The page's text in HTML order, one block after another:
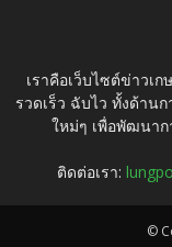
เราคือเว็บไซต์ข่าวเ
รวดเร็ว ฉับไว ทั้งด้าน
ใหม่ๆ เพื่อพัฒนาก
ติดต่อเรา:
©